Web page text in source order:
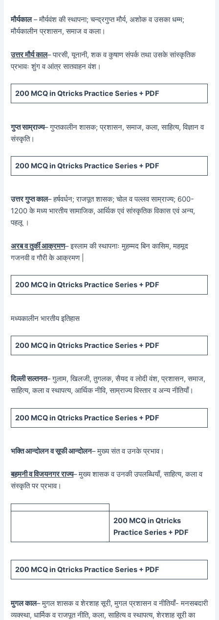
मौर्यकाल– मौर्यवंश की स्थापना; चन्द्रगुप्त मौर्य, अशोक व उसका धम्म;
मौर्यकालीन प्रशासन, समाज व कला।
उत्तर मौर्य काल– पारसी, यूनानी, शक व कुषाण संपर्क तथा उसके सांस्कृतिक
प्रभावः शुंग व आंत्र सातवाहन वंश।
200 MCQ in Qtricks Practice Series + PDF
गुप्त साम्राज्य– गुप्तकालीन शासक; प्रशासन, समाज, कला, साहित्य, विज्ञान व
संस्कृति।
200 MCQ in Qtricks Practice Series + PDF
उत्तर गुप्त काल– हर्षवर्धन; राजपूत शासक; चोल व पल्लव साम्राज्य; 600-
1200 के मध्य भारतीय सामाजिक, आर्थिक एवं सांस्कृतिक विकास एवं अन्य,
पहलू ।
अरब व तुर्की आक्रमण– इस्लाम की स्थापनाः मुहम्मद बिन कासिम, महमूद
गजनवी व गौरी के आक्रमण |
200 MCQ in Qtricks Practice Series + PDF
मध्यकालीन भारतीय इतिहास
200 MCQ in Qtricks Practice Series + PDF
दिल्ली सल्तनत– गुलाम, खिलजी, तुगलक, सैयद व लोदी वंश, प्रशासन, समाज,
साहित्य, कला व स्थापत्य, आर्थिक नीवि, साम्राज्य विस्तार व अन्य नीतियाँ।
200 MCQ in Qtricks Practice Series + PDF
भक्ति आन्दोलन व सूफी आन्दोलन– मुख्य संत व उनके प्रभाव।
बहमनी व विजयनगर राज्य– मुख्य शासक व उनकी उपलब्धियाँ, साहित्य, कला व
संस्कृति पर प्रभाव।
200 MCQ in Qtricks
Practice Series + PDF
200 MCQ in Qtricks Practice Series + PDF
मुगल काल– मुगल शासक व शेरशाह सूरी, मुगल प्रशासन व नीतियाँ- मनसबदारी
व्यक्स्था, धार्मिक व राजपूत नीति, कला, साहित्य व स्थापत्य, शेरशाह सूरी का